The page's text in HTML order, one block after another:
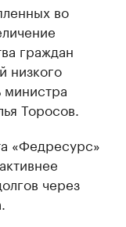
во
граждан
низкого
министра
Торосов.
«Федресурс»
через